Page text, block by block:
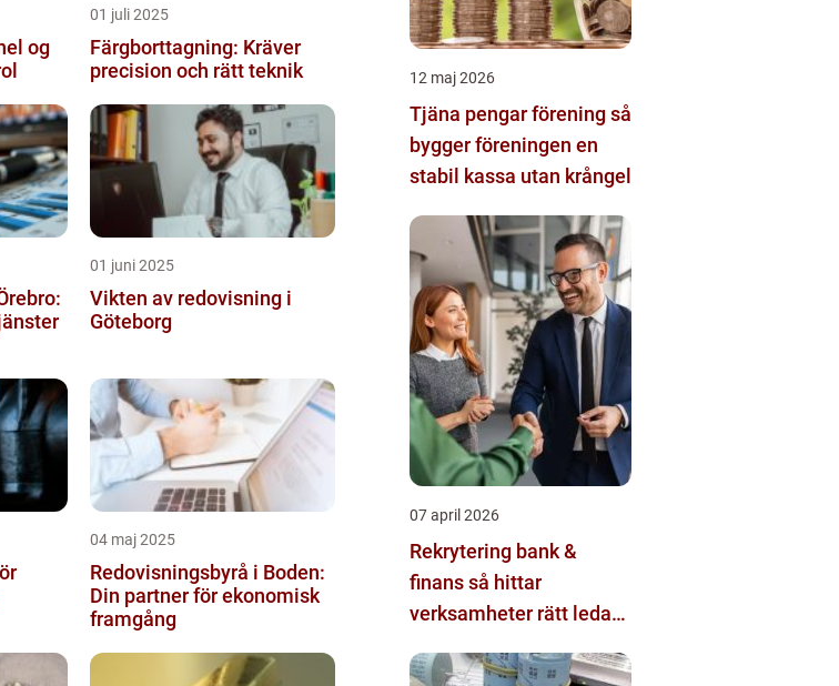
og
01 juli 2025
Färgborttagning: Kräver
precision och rätt teknik
01 juni 2025
Vikten av redovisning i
Göteborg
04 maj 2025
Redovisningsbyrå i Boden:
Din partner för ekonomisk
framgång
12 maj 2026
Tjäna pengar förening så
bygger föreningen en
stabil kassa utan krångel
07 april 2026
Rekrytering bank &
finans så hittar
verksamheter rätt ledare